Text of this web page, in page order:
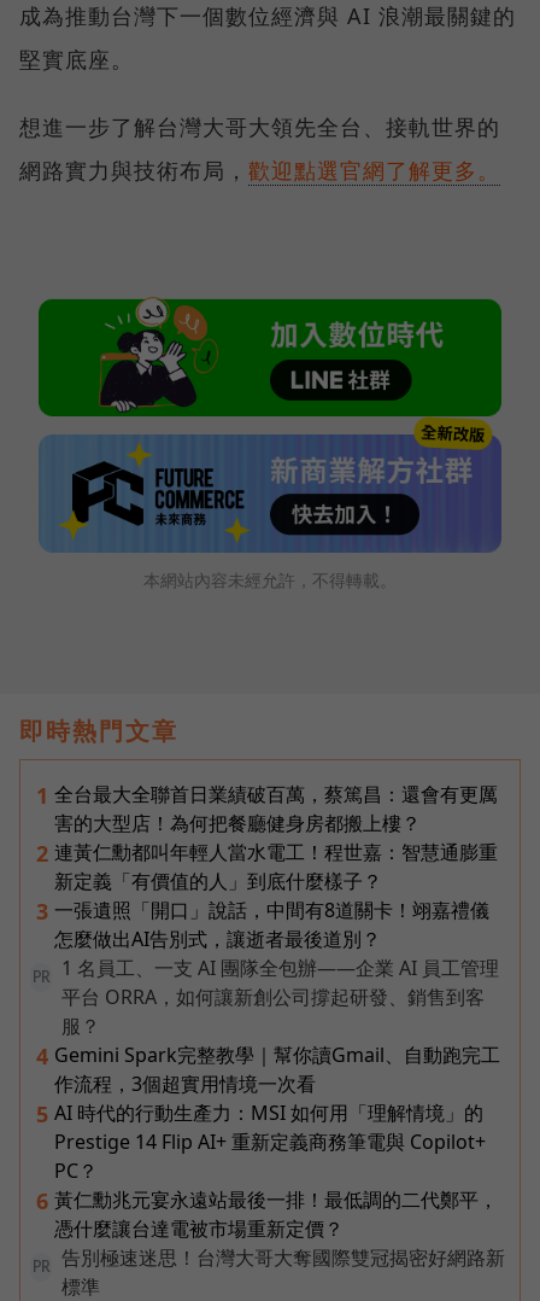
成為推動台灣下一個數位經濟與 AI 浪潮最關鍵的
堅實底座。
想進一步了解台灣大哥大領先全台、接軌世界的
網路實力與技術布局， 歡迎點選官網了解更多。
本網站內容未經允許，不得轉載。
即時熱門文章
1 全台最大全聯首日業績破百萬，蔡篤昌：還會有更厲
害的大型店！為何把餐廳健身房都搬上樓？
2 連黃仁勳都叫年輕人當水電工！程世嘉：智慧通膨重
新定義「有價值的人」到底什麼樣子？
3 一張遺照「開口」說話，中間有8道關卡！翊嘉禮儀
怎麼做出AI告別式，讓逝者最後道別？
PR
1 名員工、一支 AI 團隊全包辦——企業 AI 員工管理
平台 ORRA，如何讓新創公司撐起研發、銷售到客
服？
4 Gemini Spark完整教學｜幫你讀Gmail、自動跑完工
作流程，3個超實用情境一次看
5 AI 時代的行動生產力：MSI 如何用「理解情境」的
Prestige 14 Flip AI+ 重新定義商務筆電與 Copilot+
PC？
6 黃仁勳兆元宴永遠站最後一排！最低調的二代鄭平，
憑什麼讓台達電被市場重新定價？
PR
告別極速迷思！台灣大哥大奪國際雙冠揭密好網路新
標準